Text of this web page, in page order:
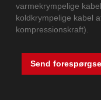
varmekrympelige
koldkrympelige kabel
kompressionskraft).
Send